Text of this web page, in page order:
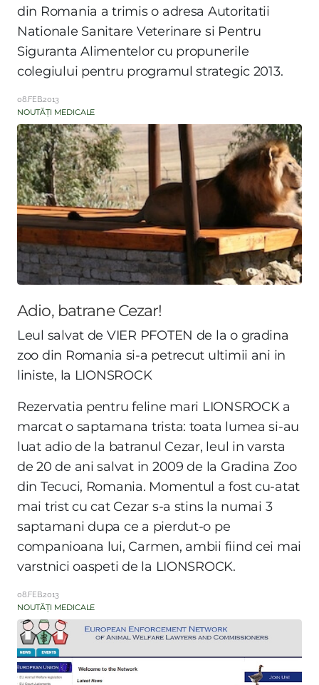
din Romania a trimis o adresa Autoritatii
Nationale Sanitare Veterinare si Pentru
Siguranta Alimentelor cu propunerile
colegiului pentru programul strategic 2013.
08.FEB.2013
NOUTĂȚI MEDICALE
Adio, batrane Cezar!
Leul salvat de VIER PFOTEN de la o gradina
zoo din Romania si-a petrecut ultimii ani in
liniste, la LIONSROCK
Rezervatia pentru feline mari LIONSROCK a
marcat o saptamana trista: toata lumea si-au
luat adio de la batranul Cezar, leul in varsta
de 20 de ani salvat in 2009 de la Gradina Zoo
din Tecuci, Romania. Momentul a fost cu-atat
mai trist cu cat Cezar s-a stins la numai 3
saptamani dupa ce a pierdut-o pe
companioana lui, Carmen, ambii fiind cei mai
varstnici oaspeti de la LIONSROCK.
08.FEB.2013
NOUTĂȚI MEDICALE